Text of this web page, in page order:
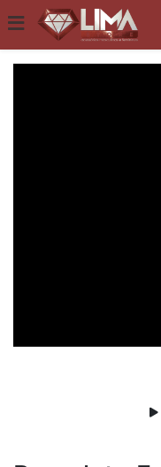
Todo site até 6X s/
ACESSÓRIOS